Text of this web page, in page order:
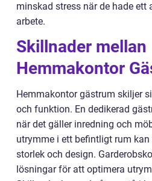
minskad stress när de hade
arbete.
Skillnader mellan
Hemmakontor
Hemmakontor gästrum skiljer
och funktion. En dedikerad
när det gäller inredning och
utrymme i ett befintligt rum
storlek och design.
lösningar för att optimera